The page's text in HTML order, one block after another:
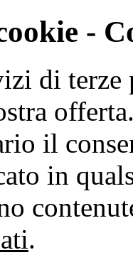
-
di terze
il
in
.